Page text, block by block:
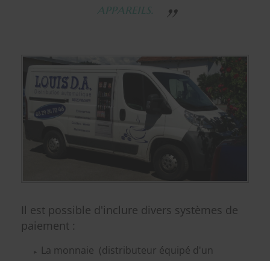
appareils.
Il est possible d'inclure divers systèmes de
paiement :
La monnaie (distributeur équipé d'un